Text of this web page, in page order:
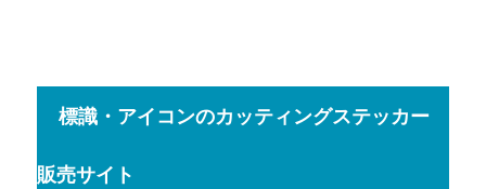
標識・アイコンのカッティングステッカー
販売サイト